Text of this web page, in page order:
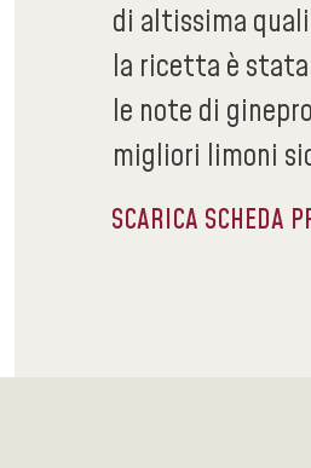
di altissima
la ricetta è
le note di
migliori limoni
SCARICA SCHEDA